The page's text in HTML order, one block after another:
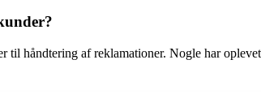
håndtering af reklamationer. Nogle har